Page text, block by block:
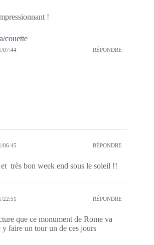
!
couette
07:44 RÉPONDRE
06:45 RÉPONDRE
et très bon week end sous le soleil !!
22:51 RÉPONDRE
que ce monument de Rome va
faire un tour un de ces jours